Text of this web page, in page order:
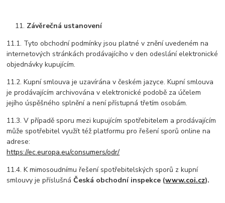
Závěrečná ustanovení
11.1. Tyto obchodní podmínky jsou platné v znění uvedeném na
internetových stránkách prodávajícího v den odeslání elektronické
objednávky kupujícím.
11.2. Kupní smlouva je uzavírána v českém jazyce. Kupní smlouva
je prodávajícím archivována v elektronické podobě za účelem
jejího úspěšného splnění a není přístupná třetím osobám.
11.3. V případě sporu mezi kupujícím spotřebitelem a prodávajícím
může spotřebitel využít též platformu pro řešení sporů online na
adrese:
https://ec.europa.eu/consumers/odr/
11.4. K mimosoudnímu řešení spotřebitelských sporů z kupní
smlouvy je příslušnáČeská obchodní inspekce (www.coi.cz).